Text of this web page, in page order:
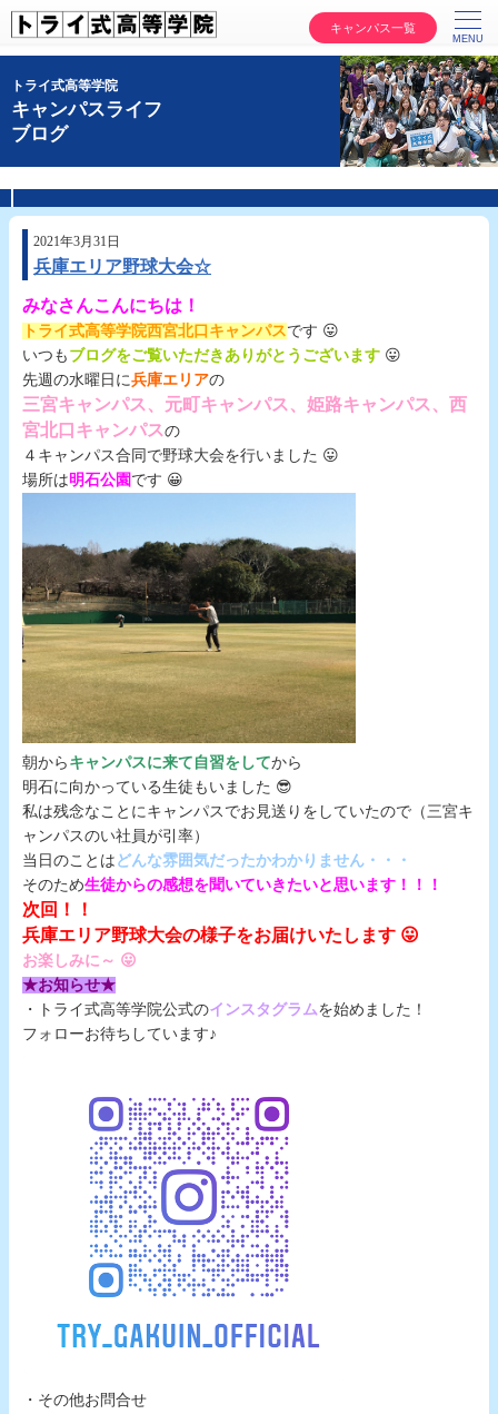
キャンパス一覧
トライ式高等学院
キャンパスライフ
ブログ
2021年3月31日
兵庫エリア野球大会☆
みなさんこんにちは！
トライ式高等学院西宮北口キャンパスです 😛
いつも ブログをご覧いただきありがとうございます 😛
先週の水曜日に兵庫エリアの
三宮キャンパス、元町キャンパス、姫路キャンパス、西
宮北口キャンパスの
４キャンパス合同で野球大会を行いました 😛
場所は明石公園 です 😀
朝から キャンパスに来て自習をしてから
明石に向かっている生徒もいました 😎
私は残念なことにキャンパスでお見送りをしていたので（三宮キ
ャンパスのい社員が引率）
当日のことは どんな雰囲気だったかわかりません・・・
そのため生徒からの感想を聞いていきたいと思います！！！
次回！！
兵庫エリア野球大会の様子をお届けいたします 😛
お楽しみに～ 😛
★お知らせ★
・トライ式高等学院公式のインスタグラムを始めました！
フォローお待ちしています♪
・その他お問合せ